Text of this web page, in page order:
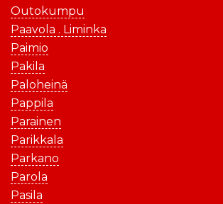
Outokumpu
Paavola . Liminka
Paimio
Pakila
Paloheinä
Pappila
Parainen
Parikkala
Parkano
Parola
Pasila